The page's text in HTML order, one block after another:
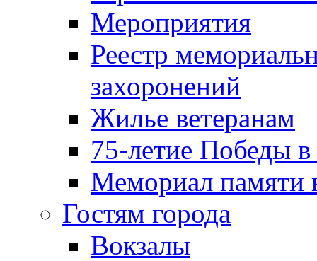
Мероприятия
Реестр
захоронений
Жилье ветеранам
75-летие Победы
Мемориал памяти
Гостям города
Вокзалы